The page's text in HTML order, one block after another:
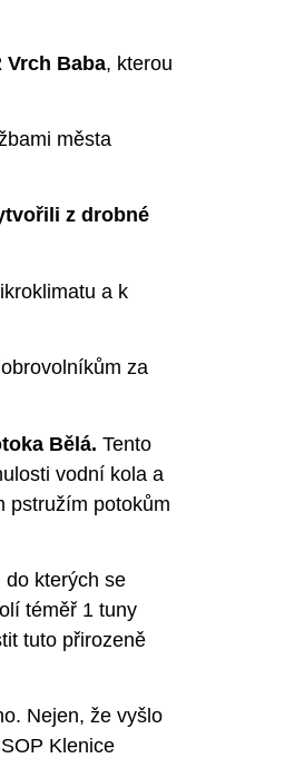
Vrch Baba, kterou
města
z drobné
a k
za
Bělá. Tento
vodní kola a
pstružím potokům
kterých se
téměř 1 tuny
tuto přirozeně
Nejen, že vyšlo
Klenice